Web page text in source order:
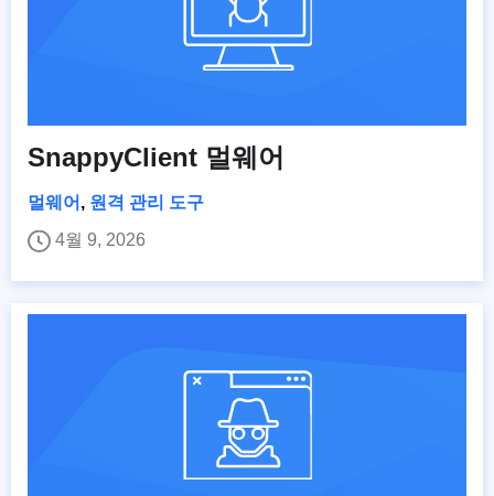
SnappyClient 멀웨어
멀웨어 , 원격 관리 도구
4월 9, 2026